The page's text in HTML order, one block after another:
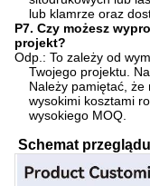
lub klamrze oraz
P7. Czy możesz
projekt?
Odp.: To zależy od
Twojego projektu.
Należy pamiętać,
wysokimi kosztami
wysokiego MOQ.
Schemat